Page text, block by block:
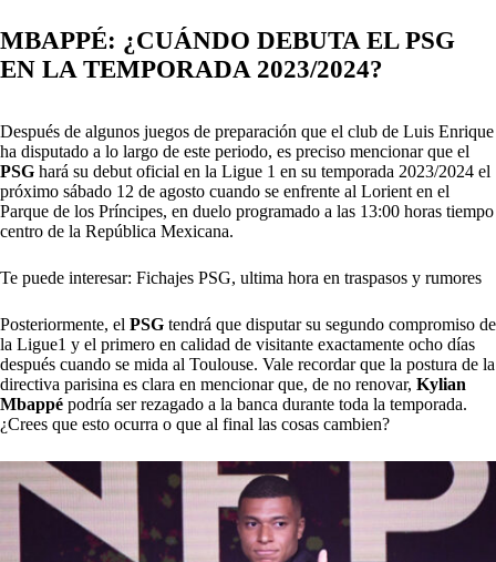
MBAPPÉ: ¿CUÁNDO DEBUTA EL PSG
EN LA TEMPORADA 2023/2024?
Después de algunos juegos de preparación que el club de Luis Enrique
ha disputado a lo largo de este periodo, es preciso mencionar que el
PSG hará su debut oficial en la Ligue 1 en su temporada 2023/2024 el
próximo sábado 12 de agosto cuando se enfrente al Lorient en el
Parque de los Príncipes, en duelo programado a las 13:00 horas tiempo
centro de la República Mexicana.
Te puede interesar: Fichajes PSG, ultima hora en traspasos y rumores
Posteriormente, el PSG tendrá que disputar su segundo compromiso de
la Ligue1 y el primero en calidad de visitante exactamente ocho días
después cuando se mida al Toulouse. Vale recordar que la postura de la
directiva parisina es clara en mencionar que, de no renovar, Kylian
Mbappé podría ser rezagado a la banca durante toda la temporada.
¿Crees que esto ocurra o que al final las cosas cambien?